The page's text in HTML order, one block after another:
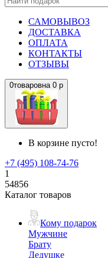
САМОВЫВОЗ
ДОСТАВКА
ОПЛАТА
КОНТАКТЫ
ОТЗЫВЫ
0товаровна 0 р
В корзине пусто!
+7 (495) 108-74-76
1
54856
Каталог товаров
Кому подарок
Мужчине
Брату
Дедушке